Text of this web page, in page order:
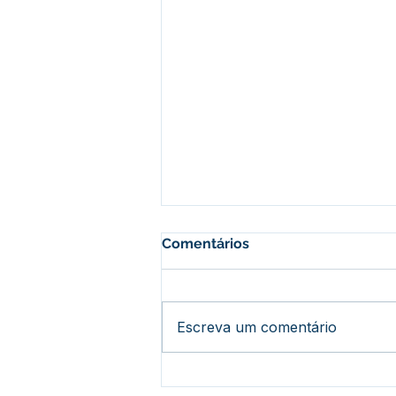
Comentários
Escreva um comentário